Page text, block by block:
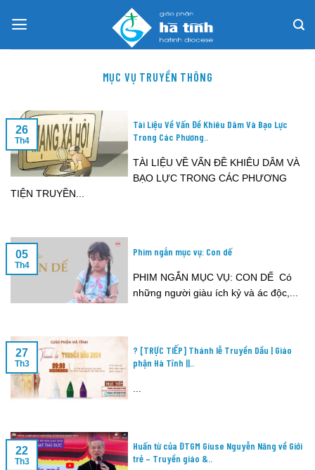
MỤC VỤ TRUYỀN THÔNG
Tài Liệu Về Vấn Đề Khiêu Dâm Và Bạo Lực
Trong Các Phương..
TÀI LIỆU VỀ VẤN ĐỀ KHIÊU DÂM VÀ
BẠO LỰC TRONG CÁC PHƯƠNG
TIỆN TRUYỀN...
26
Th4
Phim ngắn mục vụ: Con dế
PHIM NGẮN MỤC VỤ: CON DẾ Có
những người giàu ích kỷ và ác độc,...
05
Th4
? [TRỰC TIẾP] Thánh lễ Truyền Dầu | Giáo
phận Hà Tĩnh ||..
27
Th3
Huấn từ của ĐTGM Giuse Nguyễn Năng về Giới
trẻ – Truyền giáo &..
22
Th3